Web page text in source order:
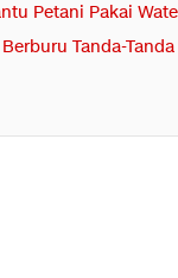
Petani Pakai
Tanda-